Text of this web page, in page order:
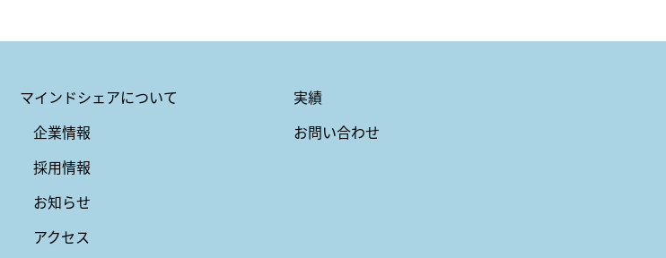
マインドシェアについて
企業情報
採用情報
お知らせ
アクセス
実績
お問い合わせ